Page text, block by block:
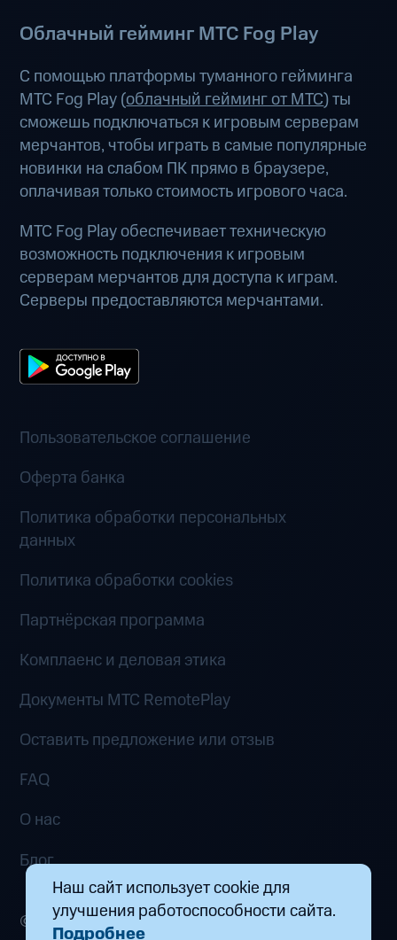
Наш сайт использует cookie для
улучшения работоспособности сайта.
Подробнее
Облачный гейминг МТС Fog Play
С помощью платформы туманного гейминга
МТС Fog Play (облачный гейминг от МТС) ты
сможешь подключаться к игровым серверам
мерчантов, чтобы играть в самые популярные
новинки на слабом ПК прямо в браузере,
оплачивая только стоимость игрового часа.
МТС Fog Play обеспечивает техническую
возможность подключения к игровым
серверам мерчантов для доступа к играм.
Серверы предоставляются мерчантами.
Пользовательское соглашение
Оферта банка
Политика обработки персональных
данных
Политика обработки cookies
Партнёрская программа
Комплаенс и деловая этика
Документы MTC RemotePlay
Оставить предложение или отзыв
FAQ
О нас
Блог
© 2026 ООО «Маркетплейс распределенных